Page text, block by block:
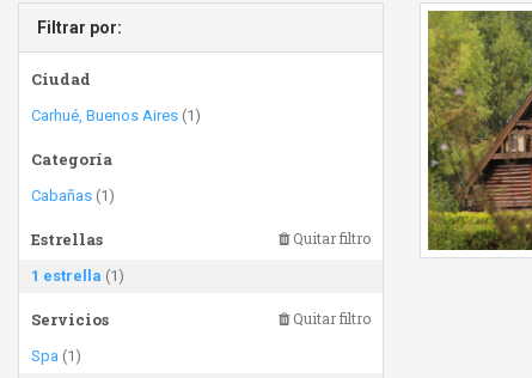
Filtrar por:
Ciudad
Carhué, Buenos Aires (1)
Categoría
Cabañas (1)
Estrellas Quitar filtro
1 estrella (1)
Servicios Quitar filtro
Spa (1)